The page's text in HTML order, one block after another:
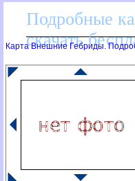
Подробные
скачать
Карта Внешние Гебриды.